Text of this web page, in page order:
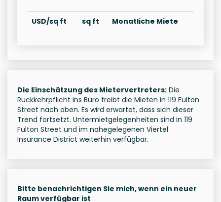
USD/sq ft sq ft Monatliche Miete
Die Einschätzung des Mietervertreters: Die
Rückkehrpflicht ins Büro treibt die Mieten in 119 Fulton
Street nach oben. Es wird erwartet, dass sich dieser
Trend fortsetzt. Untermietgelegenheiten sind in 119
Fulton Street und im nahegelegenen Viertel
Insurance District weiterhin verfügbar.
Bitte benachrichtigen Sie mich, wenn ein neuer
Raum verfügbar ist